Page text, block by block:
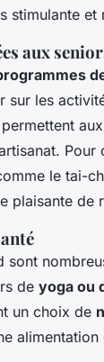
stimulante et
aux
sur les
permettent
le tai-
plaisante de
de yoga ou
un choix de